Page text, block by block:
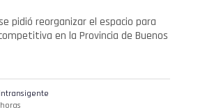
pidió reorganizar el espacio para
en la Provincia de Buenos